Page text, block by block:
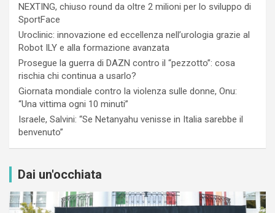
NEXTING, chiuso round da oltre 2 milioni per lo sviluppo di
SportFace
Uroclinic: innovazione ed eccellenza nell’urologia grazie al
Robot ILY e alla formazione avanzata
Prosegue la guerra di DAZN contro il “pezzotto”: cosa
rischia chi continua a usarlo?
Giornata mondiale contro la violenza sulle donne, Onu:
“Una vittima ogni 10 minuti”
Israele, Salvini: “Se Netanyahu venisse in Italia sarebbe il
benvenuto”
Dai un'occhiata